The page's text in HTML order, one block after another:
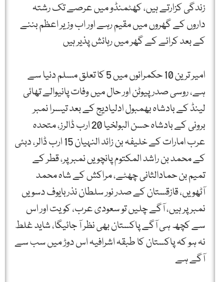
زندگی کزارتے ہیں، کھٹمنڈو میں عرصے تک رشتہ
داروں کے گھروں میں مقیم رہے اور اب وزیر اعظم بننے
کے بعد کرائے کے گھر میں رہائش پذیر ہیں
امیر ترین 10 حکمرانوں میں 5 کا تعلق مسلم دنیا سے
ہے، روسی صدر پیوٹن اور حال میں وفات پانیوالے تھائی
لینڈ کے بادشاہ بھمبول ادلیادیج کے بعد تیسرا نمبر
برونی کے بادشاہ حسن البولخیا 20 ارب ڈالرز، متحدہ
عرب امارات کے خلیفہ بن زائد النہیان 15 ارب ڈالر، دبئی
کے محمد بن راشد المکتوم پانچویں نمبر پر، قطر کے
تمیم بن حمادالثانی چھٹے، مراکش کے شاہ محمد
آٹھویں، قازقستان کے صدر نور سلطان نذربایوف دسویں
نمبر پر ہیں، آگے چلیں تو سعودی عرب، کویت اور اس
سے کچھ ہی آگے پاکستان بھی نظر آ جائیگا، شاید غلط
نہ ہو کہ پاکستان کا طبقہ اشرافیہ اس دوڑ میں سب سے
آگے ہے